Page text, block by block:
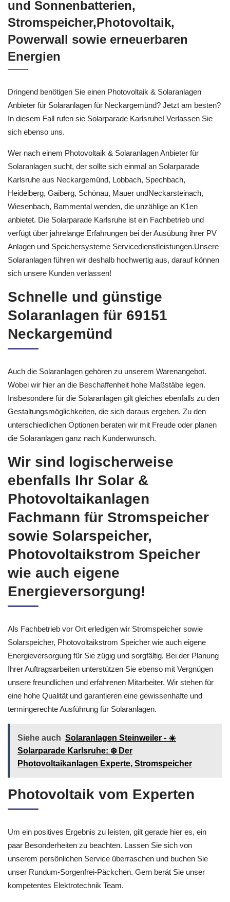
Alle Information über Solaranlagen
und Sonnenbatterien,
Stromspeicher,Photovoltaik,
Powerwall sowie erneuerbaren
Dringend benötigen Sie einen Photovoltaik & Solaranlagen
Anbieter für Solaranlagen für Neckargemünd? Jetzt am besten?
sich ebenso uns.
Wer nach einem Photovoltaik & Solaranlagen Anbieter für
Solaranlagen sucht, der sollte sich einmal an Solarparade
Karlsruhe aus Neckargemünd, Lobbach, Spechbach,
Heidelberg, Gaiberg, Schönau, Mauer undNeckarsteinach,
Wiesenbach, Bammental wenden, die unzählige an K1en
anbietet. Die Solarparade Karlsruhe ist ein Fachbetrieb und
verfügt über jahrelange Erfahrungen bei der Ausübung ihrer PV
Anlagen und Speichersysteme Servicedienstleistungen.Unsere
sich unsere Kunden verlassen!
Schnelle und günstige
Solaranlagen für 69151
Auch die Solaranlagen gehören zu unserem Warenangebot.
Wobei wir hier an die Beschaffenheit hohe Maßstäbe legen.
Insbesondere für die Solaranlagen gilt gleiches ebenfalls zu den
Gestaltungsmöglichkeiten, die sich daraus ergeben. Zu den
die Solaranlagen ganz nach Kundenwunsch.
Wir sind logischerweise
ebenfalls Ihr Solar &
Photovoltaikanlagen
Fachmann für Stromspeicher
sowie Solarspeicher,
Photovoltaikstrom Speicher
wie auch eigene
Als Fachbetrieb vor Ort erledigen wir Stromspeicher sowie
Solarspeicher, Photovoltaikstrom Speicher wie auch eigene
Energieversorgung für Sie zügig und sorgfältig. Bei der Planung
Ihrer Auftragsarbeiten unterstützen Sie ebenso mit Vergnügen
unsere freundlichen und erfahrenen Mitarbeiter. Wir stehen für
termingerechte Ausführung für Solaranlagen.
Siehe auch Solaranlagen Steinweiler - ☀️
Photovoltaikanlagen Experte, Stromspeicher
Um ein positives Ergebnis zu leisten, gilt gerade hier es, ein
paar Besonderheiten zu beachten. Lassen Sie sich von
unserem persönlichen Service überraschen und buchen Sie